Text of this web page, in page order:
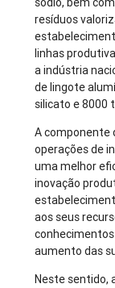
resíduos
linhas
a indústria
de lingote
silicato e 8000
A componente
operações de
uma melhor
inovação
aos seus
aumento das
Neste sentido,